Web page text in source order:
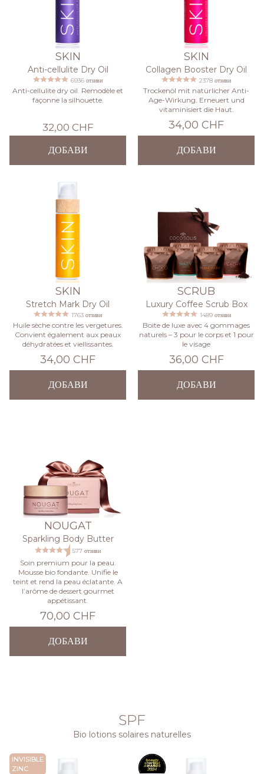
SKIN
Anti-cellulite Dry Oil
6936 отзиви
Anti-cellulite dry oil. Remodèle et
façonne la silhouette.
32,00 CHF
ДОБАВИ
SKIN
Collagen Booster Dry Oil
2378 отзиви
Trockenöl mit natürlicher Anti-
Age-Wirkung. Erneuert und
vitaminisiert die Haut.
34,00 CHF
ДОБАВИ
SKIN
Stretch Mark Dry Oil
1763 отзиви
Huile sèche contre les vergetures.
Convient également aux peaux
déhydratées et viellissantes.
34,00 CHF
ДОБАВИ
SCRUB
Luxury Coffee Scrub Box
1489 отзиви
Boite de luxe avec 4 gommages
naturels – 3 pour le corps et 1 pour
le visage
36,00 CHF
ДОБАВИ
NOUGAT
Sparkling Body Butter
577 отзиви
Soin premium pour la peau.
Mousse bio fondante. Unifie le
teint et rend la peau éclatante. A
l’arôme de dessert gourmet
appétissant.
70,00 CHF
ДОБАВИ
SPF
Bio lotions solaires naturelles
INVISIBLE
ZINC